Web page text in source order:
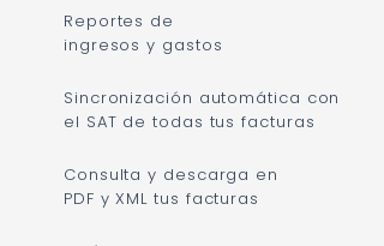
Reportes de
ingresos y gastos
Sincronización automática con
el SAT de todas tus facturas
Consulta y descarga en
PDF y XML tus facturas